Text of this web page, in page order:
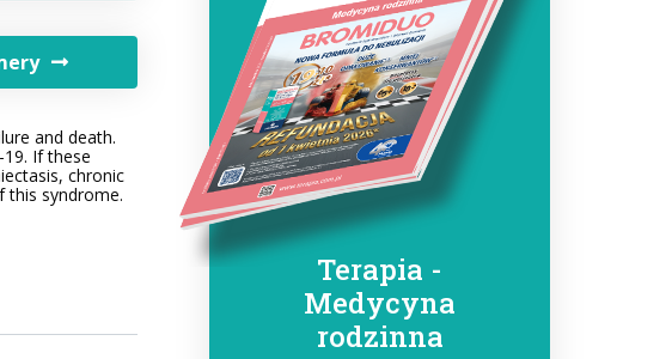
and death.
If these
chronic
this syndrome.
Terapia -
Medycyna
rodzinna